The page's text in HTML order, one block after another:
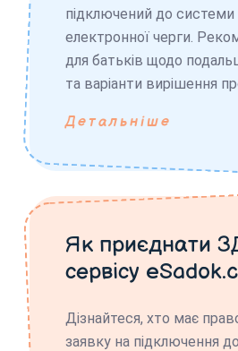
підключений до системи
електронної черги.
для батьків щодо
та варіанти вирішення
Детальніше
Як приєднати
сервісу
Дізнайтеся, хто має
заявку на підключення